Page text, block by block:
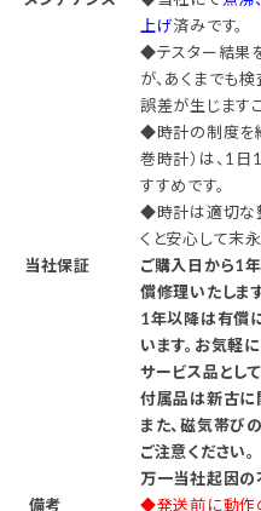
上げ済みです。
◆テスター結果を
が、あくまでも
誤差が生じます
◆時計の制度を
巻時計）は、1
すすめです。
◆時計は適切な
くと安心して末
当社保証
ご購入日から1
償修理いたします
1年以降は有償
います。お気軽
サービス品とし
付属品は新古に
また、磁気帯び
ご注意ください。
万一当社起因の
備考
◆発送前に動作